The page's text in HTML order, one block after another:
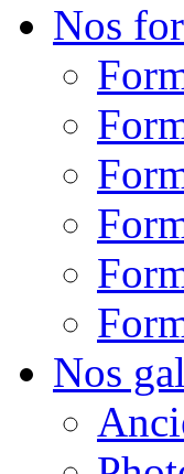
Nos
Nos